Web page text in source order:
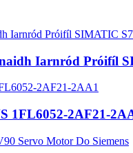
Iarnród Próifíl
1FL6052-2AF21-